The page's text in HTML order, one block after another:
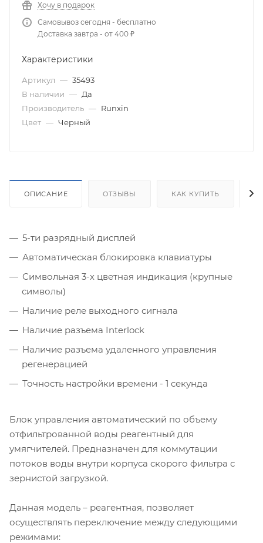
Хочу в подарок
Самовывоз сегодня - бесплатно
Доставка завтра - от 400 ₽
Характеристики
Артикул — 35493
В наличии — Да
Производитель — Runxin
Цвет — Черный
ОПИСАНИЕ ОТЗЫВЫ КАК КУПИТЬ
5-ти разрядный дисплей
Автоматическая блокировка клавиатуры
Символьная 3-х цветная индикация (крупные
символы)
Наличие реле выходного сигнала
Наличие разъема Interlock
Наличие разъема удаленного управления
регенерацией
Точность настройки времени - 1 секунда
Блок управления автоматический по объему
отфильтрованной воды реагентный для
умягчителей. Предназначен для коммутации
потоков воды внутри корпуса скорого фильтра с
зернистой загрузкой.
Данная модель – реагентная, позволяет
осуществлять переключение между следующими
режимами: